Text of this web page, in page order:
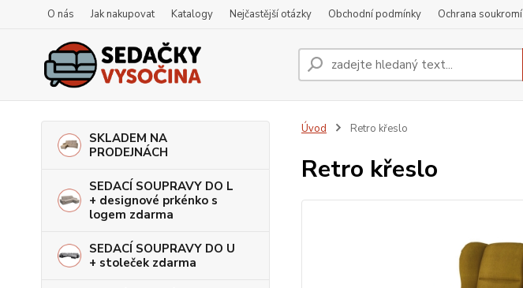
O nás Jak nakupovat Katalogy Nejčastější otázky Obchodní podmínky Ochrana soukromí
SKLADEM NA
PRODEJNÁCH
SEDACÍ SOUPRAVY DO L
+ designové prkénko s
logem zdarma
SEDACÍ SOUPRAVY DO U
+ stoleček zdarma
Úvod Retro křeslo
Retro křeslo